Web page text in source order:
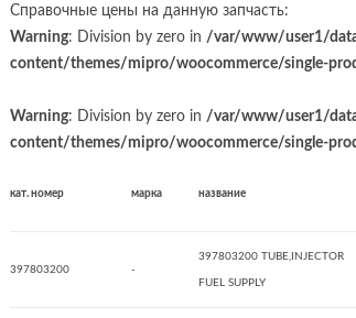
Справочные цены на данную запчасть:
Warning: Division by zero in /var/www/user1/
content/themes/mipro/woocommerce/single-
Warning: Division by zero in /var/www/user1/
content/themes/mipro/woocommerce/single-
кат. номер марка название
397803200 -
397803200 TUBE,INJECTOR
FUEL SUPPLY